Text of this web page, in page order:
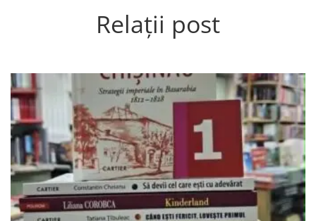
Relații post